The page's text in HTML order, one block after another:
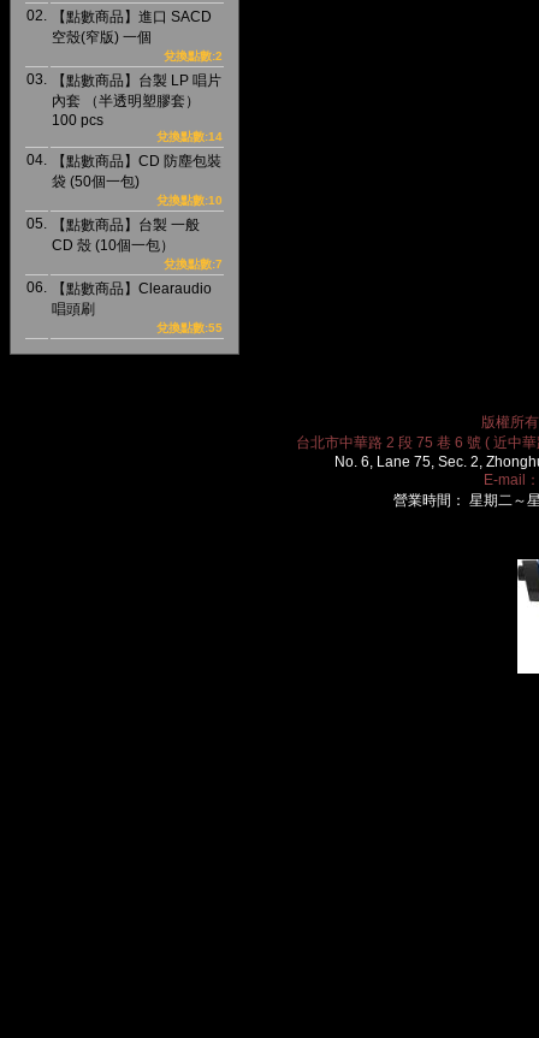
02.
【點數商品】進口 SACD
空殼(窄版) 一個
兌換點數:2
03.
【點數商品】台製 LP 唱片
內套 （半透明塑膠套）
100 pcs
兌換點數:14
04.
【點數商品】CD 防塵包裝
袋 (50個一包)
兌換點數:10
05.
【點數商品】台製 一般
CD 殼 (10個一包）
兌換點數:7
06.
【點數商品】Clearaudio
唱頭刷
兌換點數:55
版權所
台北市中華路 2 段 75 巷 6 號 ( 近中
No. 6, Lane 75, Sec. 2,
E-mail：
營業時間： 星期二～